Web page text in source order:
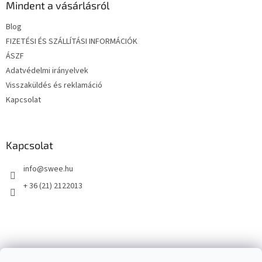
Mindent a vásárlásról
Blog
FIZETÉSI ÉS SZÁLLÍTÁSI INFORMÁCIÓK
ÁSZF
Adatvédelmi irányelvek
Visszaküldés és reklamáció
Kapcsolat
Kapcsolat
info@swee.hu
+ 36 (21) 2122013